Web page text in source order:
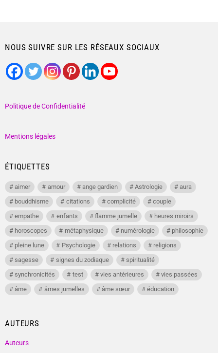
NOUS SUIVRE SUR LES RÉSEAUX SOCIAUX
Politique de Confidentialité
Mentions légales
ÉTIQUETTES
aimer amour ange gardien Astrologie
aura
bouddhisme
citations complicité
couple
empathe
enfants flamme jumelle
heures miroirs
horoscopes
métaphysique numérologie
philosophie
pleine lune
Psychologie relations
religions
sagesse
signes du zodiaque
spiritualité
synchronicités
test vies antérieures
vies passées
âme
âmes jumelles âme sœur éducation
AUTEURS
Auteurs